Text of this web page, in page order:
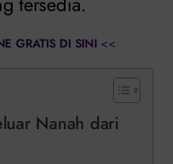
GRATIS DI SINI <<
Nanah dari